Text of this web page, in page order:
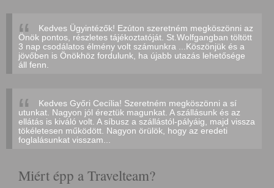
Kedves Ügyintézők! Ezúton szeretném megköszönni az
Önök pontos, részletes tájékoztatóját. St.Wolfgangban töltött
3 nap csodálatos élmény volt számunkra ...Köszönjük és a
jövőben is Önökhöz fordulunk, ha újabb utazás lehetősége
áll fenn.
Kedves Győri Cecília! Szeretném megköszönni a sí
utunkat. Nagyon jól éreztük magunkat. A szállásunk és az
ellátás is kiváló volt. A síbusz a szállástól-pályáig, majd vissza
tökéletesen működött. Nagyon örülök, hogy az eredeti
foglalásunkat visszam...
Miért épp a Travelteam?